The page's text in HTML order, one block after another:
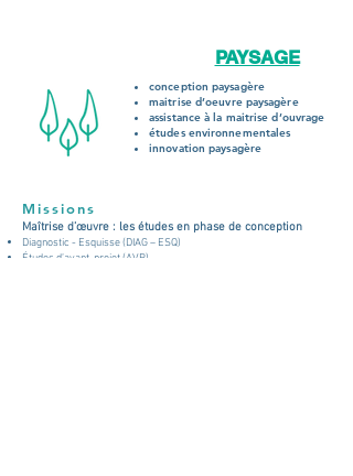
PAYSAGE
Missions
Maîtrise d’œuvre : les études en phase de conception
Diagnostic - Esquisse (DIAG – ESQ)
Études d’avant-projet (AVP)
conception paysagère
maitrise d’oeuvre paysagère
assistance à la maitrise d’ouvrage
études environnementales
innovation paysagère